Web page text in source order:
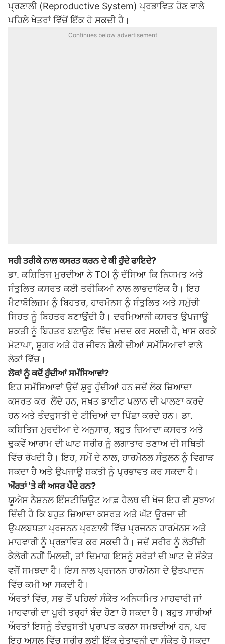
ਪ੍ਰਣਾਲੀ (Reproductive System) ਪ੍ਰਭਾਵਿਤ ਹੋਣ ਵਾਲੇ
ਪਹਿਲੇ ਖੇਤਰਾਂ ਵਿੱਚੋਂ ਇੱਕ ਹੋ ਸਕਦੀ ਹੈ।
Continues below advertisement
ਸਹੀ ਤਰੀਕੇ ਨਾਲ ਕਸਰਤ ਕਰਨ ਦੇ ਕੀ ਹੁੰਦੇ ਫਾਇਦੇ?
ਡਾ. ਕਸ਼ਿਤਿਜ ਮੁਰਦੀਆ ਨੇ TOI ਨੂੰ ਦੱਸਿਆ ਕਿ ਨਿਯਮਤ ਅਤੇ
ਸੰਤੁਲਿਤ ਕਸਰਤ ਕਈ ਤਰੀਕਿਆਂ ਨਾਲ ਲਾਭਦਾਇਕ ਹੈ। ਇਹ
ਮੈਟਾਬੋਲਿਜ਼ਮ ਨੂੰ ਬਿਹਤਰ, ਹਾਰਮੋਨਸ ਨੂੰ ਸੰਤੁਲਿਤ ਅਤੇ ਸਮੁੱਚੀ
ਸਿਹਤ ਨੂੰ ਬਿਹਤਰ ਬਣਾਉਂਦੀ ਹੈ। ਦਰਮਿਆਨੀ ਕਸਰਤ ਉਪਜਾਊ
ਸ਼ਕਤੀ ਨੂੰ ਬਿਹਤਰ ਬਣਾਉਣ ਵਿੱਚ ਮਦਦ ਕਰ ਸਕਦੀ ਹੈ, ਖਾਸ ਕਰਕੇ
ਮੋਟਾਪਾ, ਸ਼ੂਗਰ ਅਤੇ ਹੋਰ ਜੀਵਨ ਸ਼ੈਲੀ ਦੀਆਂ ਸਮੱਸਿਆਵਾਂ ਵਾਲੇ
ਲੋਕਾਂ ਵਿੱਚ।
ਲੋਕਾਂ ਨੂੰ ਕਦੋਂ ਹੁੰਦੀਆਂ ਸਮੱਸਿਆਵਾਂ?
ਇਹ ਸਮੱਸਿਆਵਾਂ ਉਦੋਂ ਸ਼ੁਰੂ ਹੁੰਦੀਆਂ ਹਨ ਜਦੋਂ ਲੋਕ ਜ਼ਿਆਦਾ
ਕਸਰਤ ਕਰ ਲੈਂਦੇ ਹਨ, ਸਖ਼ਤ ਡਾਈਟ ਪਲਾਨ ਦੀ ਪਾਲਣਾ ਕਰਦੇ
ਹਨ ਅਤੇ ਤੰਦਰੁਸਤੀ ਦੇ ਟੀਚਿਆਂ ਦਾ ਪਿੱਛਾ ਕਰਦੇ ਹਨ। ਡਾ.
ਕਸ਼ਿਤਿਜ ਮੁਰਦੀਆ ਦੇ ਅਨੁਸਾਰ, ਬਹੁਤ ਜ਼ਿਆਦਾ ਕਸਰਤ ਅਤੇ
ਢੁਕਵੇਂ ਆਰਾਮ ਦੀ ਘਾਟ ਸਰੀਰ ਨੂੰ ਲਗਾਤਾਰ ਤਣਾਅ ਦੀ ਸਥਿਤੀ
ਵਿੱਚ ਰੱਖਦੀ ਹੈ। ਇਹ, ਸਮੇਂ ਦੇ ਨਾਲ, ਹਾਰਮੋਨਲ ਸੰਤੁਲਨ ਨੂੰ ਵਿਗਾੜ
ਸਕਦਾ ਹੈ ਅਤੇ ਉਪਜਾਊ ਸ਼ਕਤੀ ਨੂੰ ਪ੍ਰਭਾਵਤ ਕਰ ਸਕਦਾ ਹੈ।
ਔਰਤਾਂ'ਤੇ ਕੀ ਅਸਰ ਪੈਂਦੇ ਹਨ?
ਯੂਐਸ ਨੈਸ਼ਨਲ ਇੰਸਟੀਚਿਊਟ ਆਫ਼ ਹੈਲਥ ਦੀ ਖੋਜ ਇਹ ਵੀ ਸੁਝਾਅ
ਦਿੰਦੀ ਹੈ ਕਿ ਬਹੁਤ ਜ਼ਿਆਦਾ ਕਸਰਤ ਅਤੇ ਘੱਟ ਊਰਜਾ ਦੀ
ਉਪਲਬਧਤਾ ਪ੍ਰਜਨਨ ਪ੍ਰਣਾਲੀ ਵਿੱਚ ਪ੍ਰਜਨਨ ਹਾਰਮੋਨਸ ਅਤੇ
ਮਾਹਵਾਰੀ ਨੂੰ ਪ੍ਰਭਾਵਿਤ ਕਰ ਸਕਦੀ ਹੈ। ਜਦੋਂ ਸਰੀਰ ਨੂੰ ਲੋੜੀਂਦੀ
ਕੈਲੋਰੀ ਨਹੀਂ ਮਿਲਦੀ, ਤਾਂ ਦਿਮਾਗ ਇਸਨੂੰ ਸਰੋਤਾਂ ਦੀ ਘਾਟ ਦੇ ਸੰਕੇਤ
ਵਜੋਂ ਸਮਝਦਾ ਹੈ। ਇਸ ਨਾਲ ਪ੍ਰਜਨਨ ਹਾਰਮੋਨਸ ਦੇ ਉਤਪਾਦਨ
ਵਿੱਚ ਕਮੀ ਆ ਸਕਦੀ ਹੈ।
ਔਰਤਾਂ ਵਿੱਚ, ਸਭ ਤੋਂ ਪਹਿਲਾਂ ਸੰਕੇਤ ਅਨਿਯਮਿਤ ਮਾਹਵਾਰੀ ਜਾਂ
ਮਾਹਵਾਰੀ ਦਾ ਪੂਰੀ ਤਰ੍ਹਾਂ ਬੰਦ ਹੋਣਾ ਹੋ ਸਕਦਾ ਹੈ। ਬਹੁਤ ਸਾਰੀਆਂ
ਔਰਤਾਂ ਇਸਨੂੰ ਤੰਦਰੁਸਤੀ ਪ੍ਰਾਪਤ ਕਰਨਾ ਸਮਝਦੀਆਂ ਹਨ, ਪਰ
ਇਹ ਅਸਲ ਵਿੱਚ ਸਰੀਰ ਲਈ ਇੱਕ ਚੇਤਾਵਨੀ ਦਾ ਸੰਕੇਤ ਹੋ ਸਕਦਾ